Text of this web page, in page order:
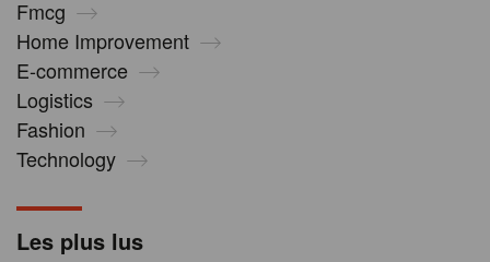
Fmcg
Home Improvement
E-commerce
Logistics
Fashion
Technology
Les plus lus